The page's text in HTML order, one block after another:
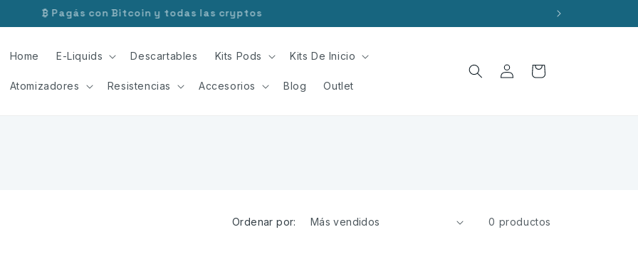
₿ Pagás con Bitcoin y todas las cryptos
Home E-Liquids Descartables Kits Pods Kits De Inicio
Atomizadores Resistencias Accesorios Blog Outlet
Iniciar
sesión
Carrito
Ordenar por: 0 productos